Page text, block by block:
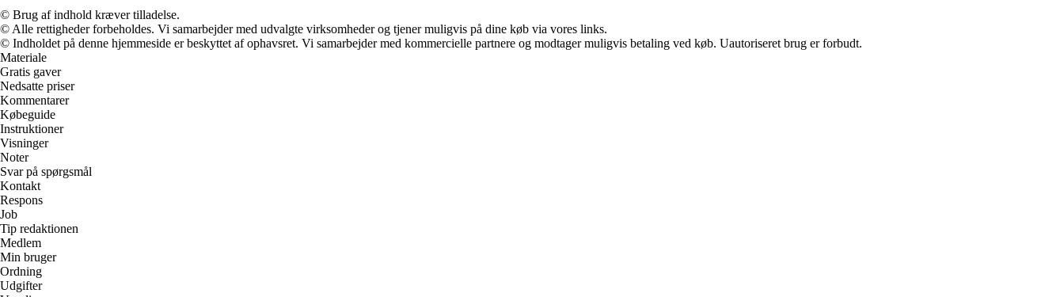
© Brug af indhold kræver tilladelse.
© Alle rettigheder forbeholdes. Vi samarbejder med udvalgte virksomheder og tjener muligvis på dine køb via vores links.
© Indholdet på denne hjemmeside er beskyttet af ophavsret. Vi samarbejder med kommercielle partnere og modtager muligvis betaling ved køb. Uautoriseret brug er forbudt.
Materiale
Gratis gaver
Nedsatte priser
Kommentarer
Købeguide
Instruktioner
Visninger
Noter
Svar på spørgsmål
Kontakt
Respons
Job
Tip redaktionen
Medlem
Min bruger
Ordning
Udgifter